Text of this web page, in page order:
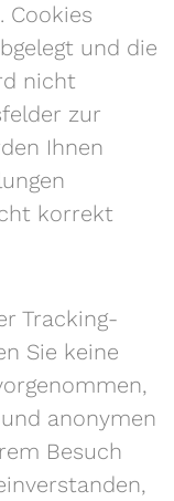
Cookies
und die
nicht
zur
Ihnen
korrekt
Tracking-
Sie keine
anonymen
Besuch